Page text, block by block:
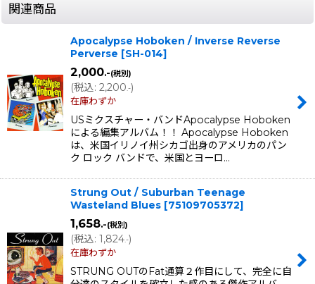
関連商品
Apocalypse Hoboken / Inverse Reverse
Perverse [SH-014]
2,000.-(税別)
(税込: 2,200.-)
在庫わずか
USミクスチャー・バンドApocalypse Hoboken
による編集アルバム！！ Apocalypse Hoboken
は、米国イリノイ州シカゴ出身のアメリカのパン
ク ロック バンドで、米国とヨーロ…
Strung Out / Suburban Teenage
Wasteland Blues [75109705372]
1,658.-(税別)
(税込: 1,824.-)
在庫わずか
STRUNG OUTのFat通算２作目にして、完全に自